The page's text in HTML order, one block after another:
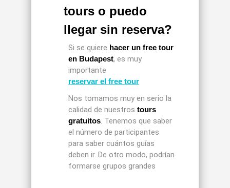
tours o puedo
llegar sin reserva?
Si se quiere hacer un free tour
en Budapest, es muy
importante
reservar el free tour
Nos tomamos muy en serio la
calidad de nuestrostours
gratuitos. Tenemos que saber
el número de participantes
para saber cuántos guías
deben ir. De otro modo, podrían
formarse grupos grandes